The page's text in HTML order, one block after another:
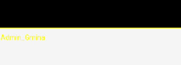
Admin_Gmina